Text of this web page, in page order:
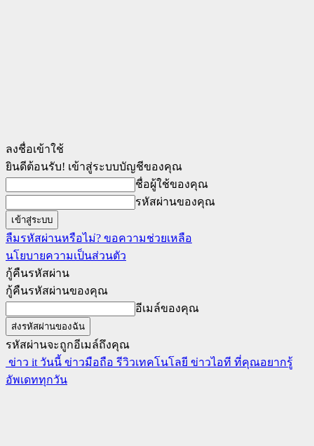
ลงชื่อเข้าใช้
ยินดีต้อนรับ! เข้าสู่ระบบบัญชีของคุณ
ชื่อผู้ใช้ของคุณ
รหัสผ่านของคุณ
ลืมรหัสผ่านหรือไม่? ขอความช่วยเหลือ
นโยบายความเป็นส่วนตัว
กู้คืนรหัสผ่าน
กู้คืนรหัสผ่านของคุณ
อีเมล์ของคุณ
รหัสผ่านจะถูกอีเมล์ถึงคุณ
ข่าว it วันนี้ ข่าวมือถือ รีวิวเทคโนโลยี ข่าวไอที ที่คุณอยากรู้
อัพเดททุกวัน